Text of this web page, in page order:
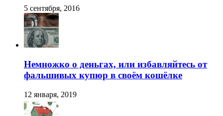
5 сентября, 2016
Немножко о деньгах, или избавляйтесь от
фальшивых купюр в своём кошёлке
12 января, 2019